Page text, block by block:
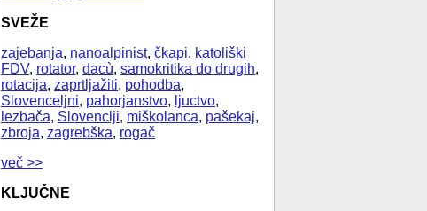
SVEŽE
zajebanja, nanoalpinist, čkapi, katoliški
FDV, rotator, dacù, samokritika do drugih,
rotacija, zaprtljažiti, pohodba,
Slovenceljni, pahorjanstvo, ljuctvo,
lezbača, Slovenclji, miškolanca, pašekaj,
zbroja, zagrebška, rogač
več >>
KLJUČNE